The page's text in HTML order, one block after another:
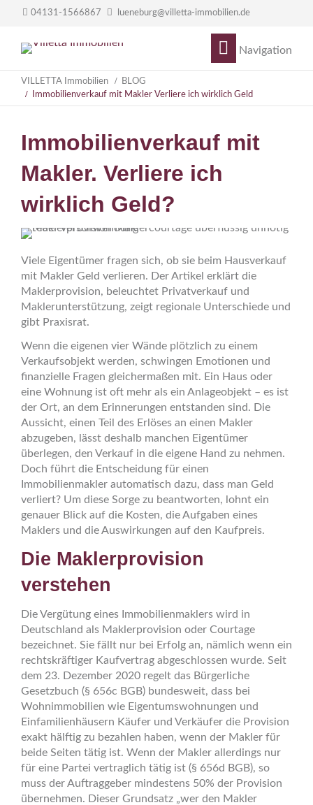
04131-1566867 lueneburg@villetta-immobilien.de
Navigation
VILLETTA Immobilien
BLOG
Immobilienverkauf mit Makler Verliere ich wirklich Geld
Immobilienverkauf mit
Makler. Verliere ich
wirklich Geld?
Viele Eigentümer fragen sich, ob sie beim Hausverkauf
mit Makler Geld verlieren. Der Artikel erklärt die
Maklerprovision, beleuchtet Privatverkauf und
Maklerunterstützung, zeigt regionale Unterschiede und
gibt Praxisrat.
Wenn die eigenen vier Wände plötzlich zu einem
Verkaufsobjekt werden, schwingen Emotionen und
finanzielle Fragen gleichermaßen mit. Ein Haus oder
eine Wohnung ist oft mehr als ein Anlageobjekt – es ist
der Ort, an dem Erinnerungen entstanden sind. Die
Aussicht, einen Teil des Erlöses an einen Makler
abzugeben, lässt deshalb manchen Eigentümer
überlegen, den Verkauf in die eigene Hand zu nehmen.
Doch führt die Entscheidung für einen
Immobilienmakler automatisch dazu, dass man Geld
verliert? Um diese Sorge zu beantworten, lohnt ein
genauer Blick auf die Kosten, die Aufgaben eines
Maklers und die Auswirkungen auf den Kaufpreis.
Die Maklerprovision
verstehen
Die Vergütung eines Immobilienmaklers wird in
Deutschland als Maklerprovision oder Courtage
bezeichnet. Sie fällt nur bei Erfolg an, nämlich wenn ein
rechtskräftiger Kaufvertrag abgeschlossen wurde. Seit
dem 23. Dezember 2020 regelt das Bürgerliche
Gesetzbuch (§ 656c BGB) bundesweit, dass bei
Wohnimmobilien wie Eigentumswohnungen und
Einfamilienhäusern Käufer und Verkäufer die Provision
exakt hälftig zu bezahlen haben, wenn der Makler für
beide Seiten tätig ist. Wenn der Makler allerdings nur
für eine Partei vertraglich tätig ist (§ 656d BGB), so
muss der Auftraggeber mindestens 50% der Provision
übernehmen. Dieser Grundsatz „wer den Makler